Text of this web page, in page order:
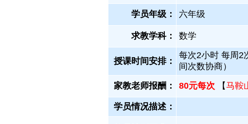
学员年级： 六年级
求教学科： 数学
授课时间安排：
每次2小时 每周2
间次数协商）
家教老师报酬：
80元每次 【马鞍
学员情况描述：